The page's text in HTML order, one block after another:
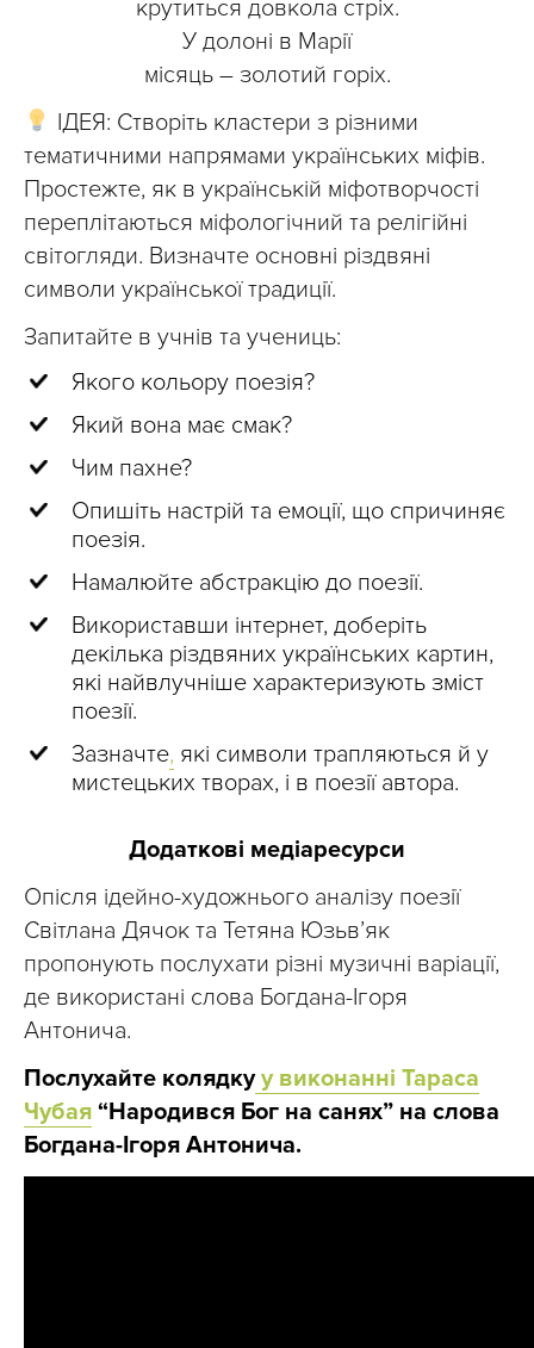
крутиться довкола стріх.
У долоні в Марії
місяць – золотий горіх.
ІДЕЯ: Створіть кластери з різними
тематичними напрямами українських міфів.
Простежте, як в українській міфотворчості
переплітаються міфологічний та релігійні
світогляди. Визначте основні різдвяні
символи української традиції.
Запитайте в учнів та учениць:
Якого кольору поезія?
Який вона має смак?
Чим пахне?
Опишіть настрій та емоції, що спричиняє
поезія.
Намалюйте абстракцію до поезії.
Використавши інтернет, доберіть
декілька різдвяних українських картин,
які найвлучніше характеризують зміст
поезії.
Зазначте, які символи трапляються й у
мистецьких творах, і в поезії автора.
Додаткові медіаресурси
Опісля ідейно-художнього аналізу поезії
Світлана Дячок та Тетяна Юзьв’як
пропонують послухати різні музичні варіації,
де використані слова Богдана-Ігоря
Антонича.
Послухайте колядкуу виконанні Тараса
Чубая “Народився Бог на санях” на слова
Богдана-Ігоря Антонича.